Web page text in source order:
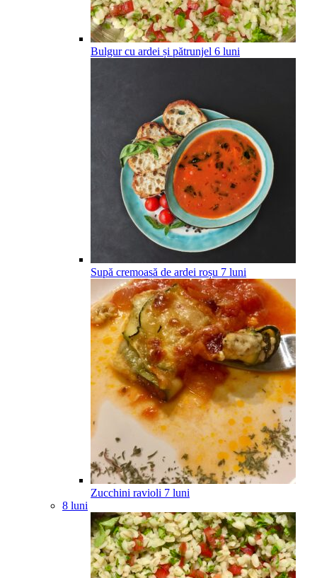
Bulgur cu ardei și pătrunjel 6 luni
Supă cremoasă de ardei roșu 7 luni
Zucchini ravioli 7 luni
8 luni